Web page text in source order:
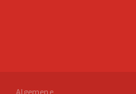
Algemene